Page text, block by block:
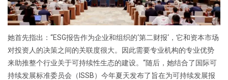
她首先指出：“ESG报告作为企业和组织的‘第二财报‘，它和资本市场
对投资人的决策之间的关联度很大。因此需要专业机构的专业优势
来助推整个行业关于可持续性生态的建设。“随后，她结合了国际可
持续发展标准委员会（ISSB）今年夏天发布了旨在为可持续发展报